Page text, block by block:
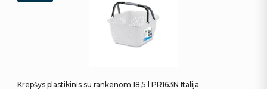
Krepšys plastikinis su rankenom 18,5 l PR163N Italija